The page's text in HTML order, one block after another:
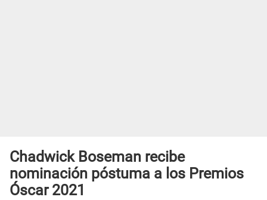
Chadwick Boseman recibe
nominación póstuma a los Premios
Óscar 2021